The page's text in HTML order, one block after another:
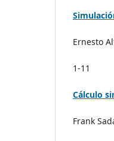
Ernesto
1-11
Cálculo
Frank